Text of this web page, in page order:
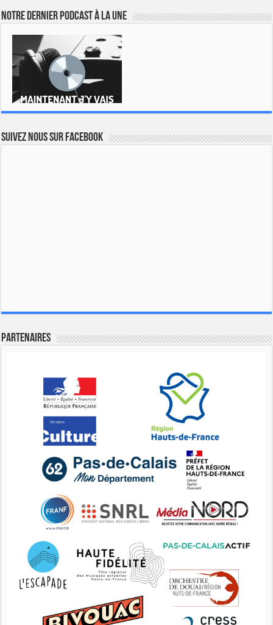
Notre dernier podcast à la une
Suivez nous sur Facebook
Partenaires